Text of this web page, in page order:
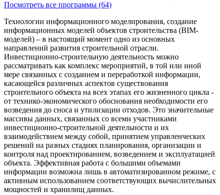
Посмотреть все программы (64)
Технологии информационного моделирования, создание
информационных моделей объектов строительства (BIM-
моделей) – в настоящий момент одно из основных
направлений развития строительной отрасли.
Инвестиционно-строительную деятельность можно
рассматривать как комплекс мероприятий, в той или иной
мере связанных с созданием и переработкой информации,
касающейся различных аспектов существования
строительного объекта на всех этапах его жизненного цикла -
от технико-экономического обоснования необходимости его
возведения до сноса и утилизации отходов. Это значительные
массивы данных, связанных со всеми участниками
инвестиционно-строительной деятельности и их
взаимодействием между собой, принятием управленческих
решений на разных стадиях планирования, организации и
контроля над проектированием, возведением и эксплуатацией
объекта. Эффективная работа с большими объемами
информации возможна лишь в автоматизированном режиме, с
активным использованием соответствующих вычислительных
мощностей и хранилищ данных.